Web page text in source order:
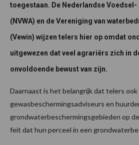
toegestaan. De Nederlandse
(NVWA) en de Vereniging van
(Vewin) wijzen telers hier op omdat
uitgewezen dat veel agrariërs zich in
onvoldoende bewust van zijn.
Daarnaast is het belangrijk dat telers
gewasbeschermingsadviseurs en
grondwaterbeschermingsgebieden op
feit dat hun perceel in een